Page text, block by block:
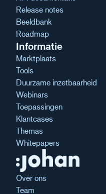
Release notes
Beeldbank
Roadmap
Informatie
Marktplaats
Tools
Duurzame inzetbaarheid
Webinars
Toepassingen
Klantcases
Themas
Whitepapers
Over ons
Team